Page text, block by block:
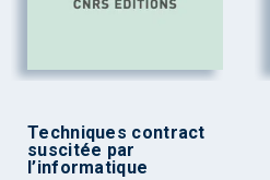
Techniques contract
suscitée par
l’informatique